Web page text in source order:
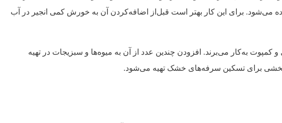
می‌شود. برای این کار بهتر است قبل‌از اضافه‌کردن آن به خورش کمی انجیر در آب
کمپوت به‌کار می‌برند. افزودن چندین عدد از آن به میوه‌ها و سبزیجات در تهیه
برای تسکین سرفه‌های خشک تهیه می‌شود.